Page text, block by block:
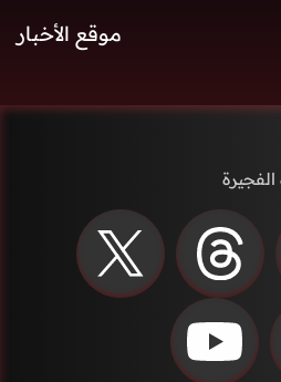
موقع الأخبار
الفجيرة